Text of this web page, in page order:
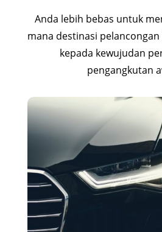
Anda lebih bebas untuk
mana destinasi
kepada kewujudan
pengangkutan